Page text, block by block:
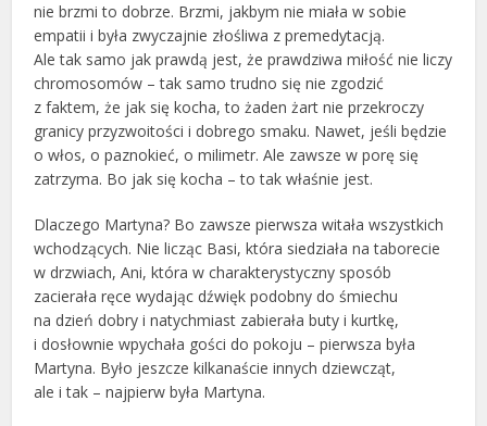
nie brzmi to dobrze. Brzmi, jakbym nie miała w sobie
empatii i była zwyczajnie złośliwa z premedytacją.
Ale tak samo jak prawdą jest, że prawdziwa miłość nie liczy
chromosomów – tak samo trudno się nie zgodzić
z faktem, że jak się kocha, to żaden żart nie przekroczy
granicy przyzwoitości i dobrego smaku. Nawet, jeśli będzie
o włos, o paznokieć, o milimetr. Ale zawsze w porę się
zatrzyma. Bo jak się kocha – to tak właśnie jest.
Dlaczego Martyna? Bo zawsze pierwsza witała wszystkich
wchodzących. Nie licząc Basi, która siedziała na taborecie
w drzwiach, Ani, która w charakterystyczny sposób
zacierała ręce wydając dźwięk podobny do śmiechu
na dzień dobry i natychmiast zabierała buty i kurtkę,
i dosłownie wpychała gości do pokoju – pierwsza była
Martyna. Było jeszcze kilkanaście innych dziewcząt,
ale i tak – najpierw była Martyna.